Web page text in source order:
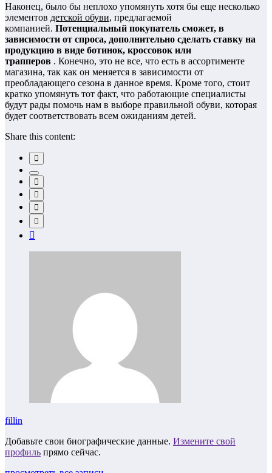
Наконец, было бы неплохо упомянуть хотя бы еще несколько
элементов детской обуви, предлагаемой
компанией. Потенциальный покупатель сможет, в
зависимости от спроса, дополнительно сделать ставку на
продукцию в виде ботинок, кроссовок или
трапперов . Конечно, это не все, что есть в ассортименте
магазина, так как он меняется в зависимости от
преобладающего сезона в данное время. Кроме того, стоит
кратко упомянуть тот факт, что работающие специалисты
будут рады помочь нам в выборе правильной обуви, которая
будет соответствовать всем ожиданиям детей.
Share this content:
fillin
Добавьте свои биографические данные. Измените свой
профиль прямо сейчас.